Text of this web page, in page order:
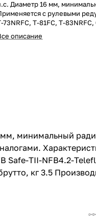
Диаметр 16 мм,
с рулевыми
73NRFC, T-81FC, T-
Рабочий
Диаметр, мм 16 Длина,
описание
минимальный
TII-NFB4.2-
кг 3.5